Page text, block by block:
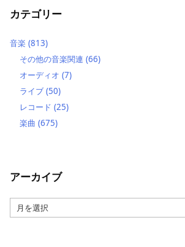
カテゴリー
音楽 (813)
その他の音楽関連 (66)
オーディオ (7)
ライブ (50)
レコード (25)
楽曲 (675)
アーカイブ
ー